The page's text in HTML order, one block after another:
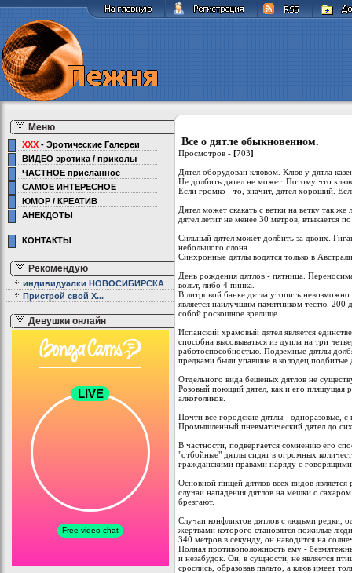
Меню
XXX - Эротические Галереи
ВИДЕО эротика / приколы
ЧАСТНОЕ присланное
САМОЕ ИНТЕРЕСНОЕ
ЮМОР / КРЕАТИВ
АНЕКДОТЫ
КОНТАКТЫ
Рекомендую
индивидуалки НОВОСИБИРСКА
Пристрой свой Х...
Девушки онлайн
Все о дятле обыкновенном.
Просмотров - [703]
Дятел оборудован клювом. Клюв у дятла
Hе долбить дятел не может. Потому что клюв
Если громко - то, значит, дятел хороший.
Дятел может скакать с ветки на ветку так
дятел летит не менее 30 метров, втыкается
Сильный дятел может долбить за двоих.
небольшого слона.
Синхронные дятлы водятся только в
День рождения дятлов - пятница.
вольт, либо 4 пинка.
В литровой банке дятла утопить
является наилучшим памятником тестю. 200
собой роскошное зрелище.
Испанский храмовый дятел является
способна высовываться из дупла на три
работоспособностью. Подземные дятлы
предками были упавшие в колодец подбитые
Отдельного вида бешеных дятлов не
Розовый поющий дятел, как и его пляшущая
алкоголиков.
Почти все городские дятлы - одноразовые,
Промышленный пневматический дятел до
В частности, подвергается сомнению его
"отбойные" дятлы сидят в огромных
гражданскими правами наряду с
Основной пищей дятлов всех видов
случаи нападения дятлов на мешки с
брезгают.
Случаи конфликтов дятлов с людьми редки,
жертвами которого становятся пожилые
340 метров в секунду, он наводится на
Полная противоположность ему -
и незабудок. Он, в сущности, не является
срослись, образовав пальто, а клюв имеет